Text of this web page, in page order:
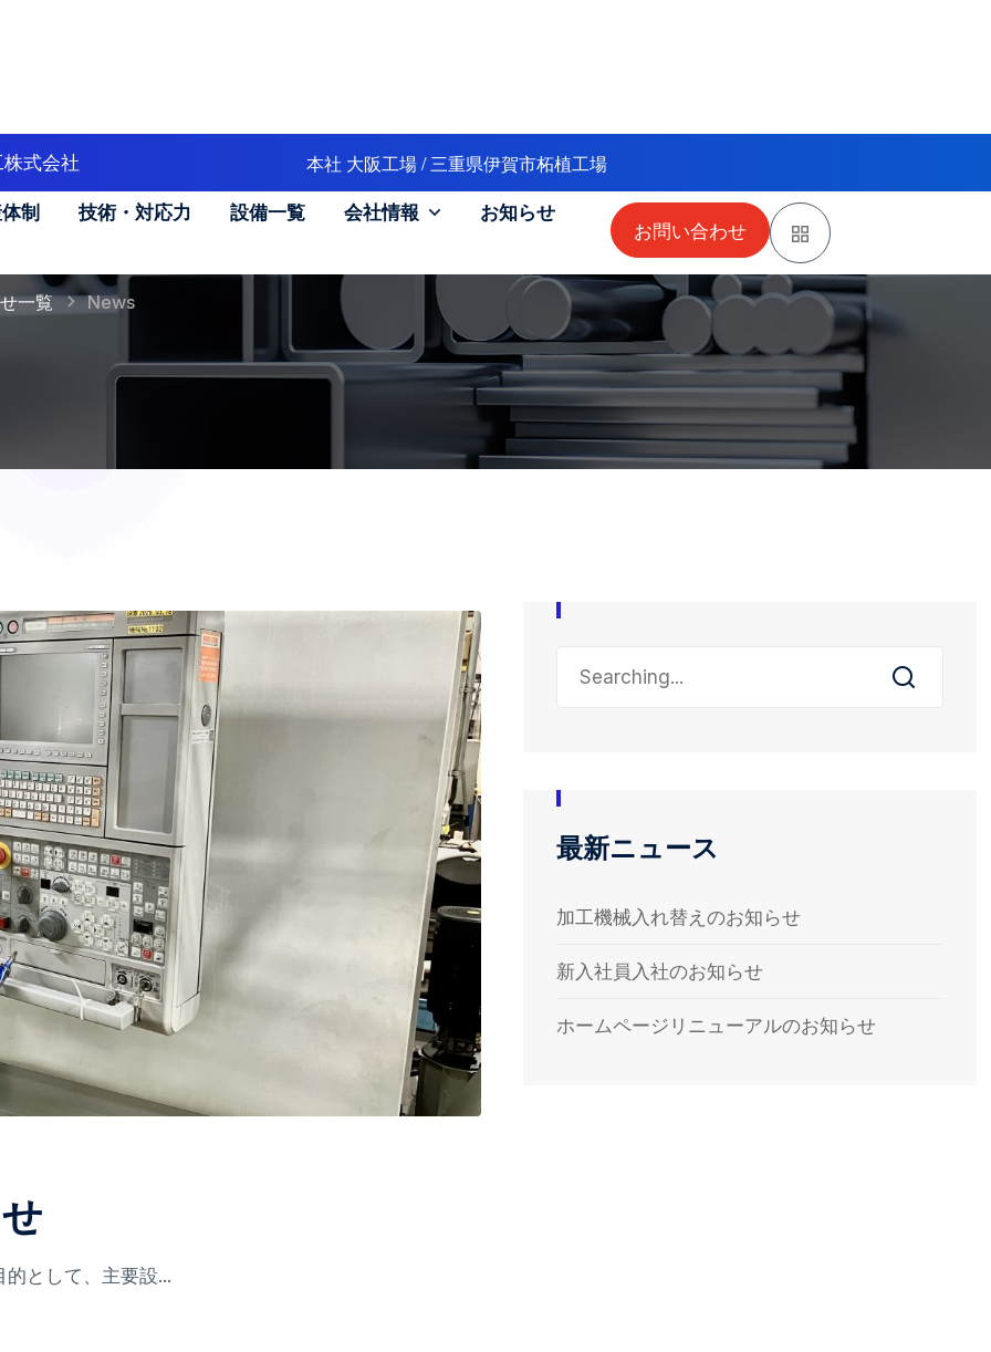
一覧 News
として、主要設...
最新ニュース
加工機械入れ替えのお知らせ
新入社員入社のお知らせ
ホームページリニューアルのお知らせ